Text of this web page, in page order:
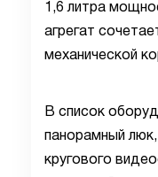
1,6 литра
агрегат
механической
В список
панорамный
кругового